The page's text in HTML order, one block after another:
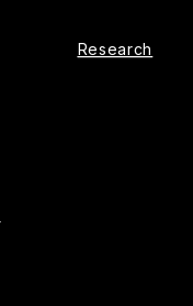
Research